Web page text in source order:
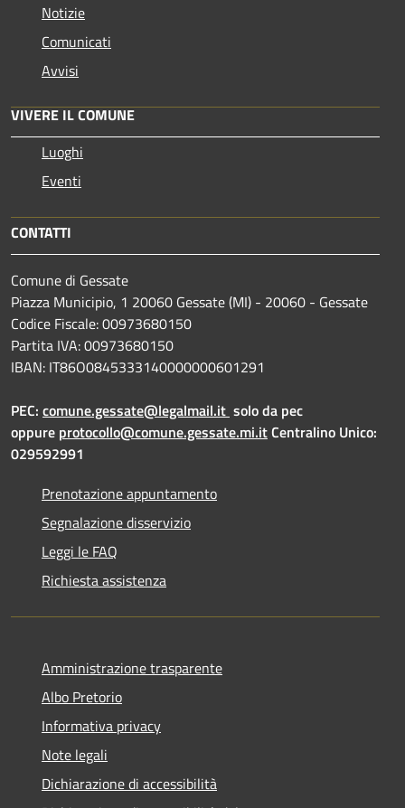
Notizie
Comunicati
Avvisi
VIVERE IL COMUNE
Luoghi
Eventi
CONTATTI
Comune di Gessate
Piazza Municipio, 1 20060 Gessate (MI) - 20060 - Gessate
Codice Fiscale: 00973680150
Partita IVA: 00973680150
IBAN: IT86O0845333140000000601291
PEC: comune.gessate@legalmail.it solo da pec
oppure protocollo@comune.gessate.mi.itCentralino Unico:
029592991
Prenotazione appuntamento
Segnalazione disservizio
Leggi le FAQ
Richiesta assistenza
Amministrazione trasparente
Albo Pretorio
Informativa privacy
Note legali
Dichiarazione di accessibilità